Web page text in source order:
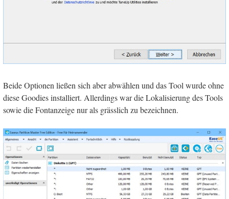
Beide Optionen ließen sich aber abwählen und das Tool wurde ohne
diese Goodies installiert. Allerdings war die Lokalisierung des Tools
sowie die Fontanzeige nur als grässlich zu bezeichnen.